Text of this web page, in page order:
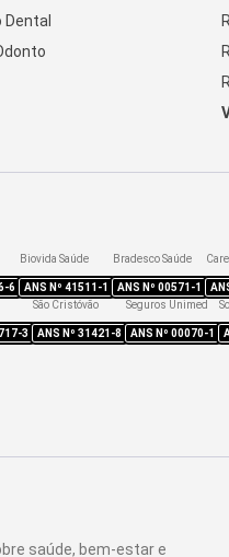
Dental
6
Biovida Saúde
ANS Nº 41511-1
Bradesco Saúde
ANS Nº 00571-1
3
São Cristóvão
ANS Nº 31421-8
Seguros Unimed
ANS Nº 00070-1
saúde, bem-estar e